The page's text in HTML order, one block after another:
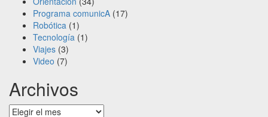
Programa comunicA (17)
Robótica (1)
Tecnología (1)
Viajes (3)
Video (7)
Archivos
Archivos